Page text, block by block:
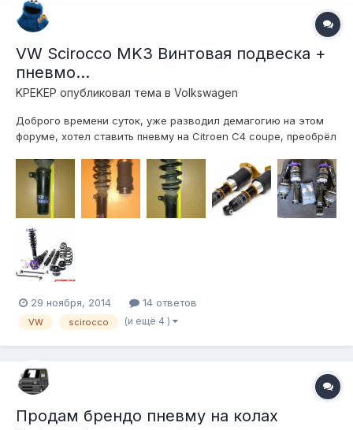
VW Scirocco MK3 Винтовая подвеска +
пневмо...
KPEKEP опубликовал тема в Volkswagen
Доброго времени суток, уже разводил демагогию на этом
форуме, хотел ставить пневму на Citroen C4 coupe, преобрёл
выгодно продался (и кто то меня даже минусанул за это ) и
выгодно купился новый автомобиль, с которым я хочу
продолжить эту темати...
29 ноября, 2014 14 ответов
VW scirocco (и ещё 4 )
Продам брендо пневму на колах